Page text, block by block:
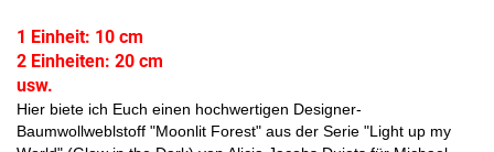
1 Einheit: 10 cm
2 Einheiten: 20 cm
usw.
Hier biete ich Euch einen hochwertigen Designer-
Baumwollweblstoff "Moonlit Forest" aus der Serie "Light up my